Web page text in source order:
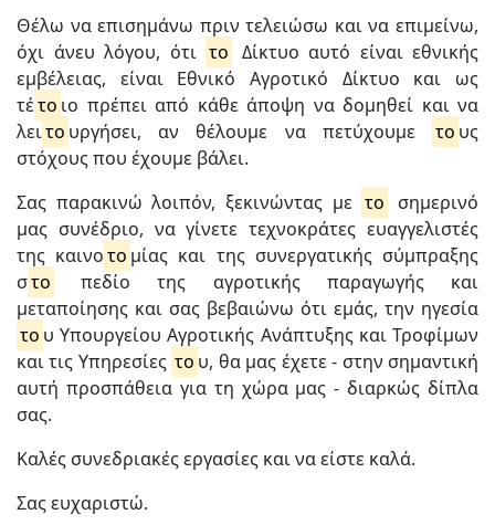
Θέλω να επισημάνω πριν τελειώσω και να επιμείνω,
όχι άνευ λόγου, ότι το Δίκτυο αυτό είναι εθνικής
εμβέλειας, είναι Εθνικό Αγροτικό Δίκτυο και ως
τέτο ιο πρέπει από κάθε άποψη να δομηθεί και να
λειτο υργήσει, αν θέλουμε να πετύχουμε το υς
στόχους που έχουμε βάλει.
Σας παρακινώ λοιπόν, ξεκινώντας με το
σημερινό
μας συνέδριο, να γίνετε τεχνοκράτες ευαγγελιστές
της καινοτο μίας και της συνεργατικής σύμπραξης
στο
πεδίο της αγροτικής παραγωγής και
μεταποίησης και σας βεβαιώνω ότι εμάς, την ηγεσία
το υ Υπουργείου Αγροτικής Ανάπτυξης και Τροφίμων
και τις Υπηρεσίες το υ, θα μας έχετε - στην σημαντική
αυτή προσπάθεια για τη χώρα μας - διαρκώς δίπλα
σας.
Καλές συνεδριακές εργασίες και να είστε καλά.
Σας ευχαριστώ.